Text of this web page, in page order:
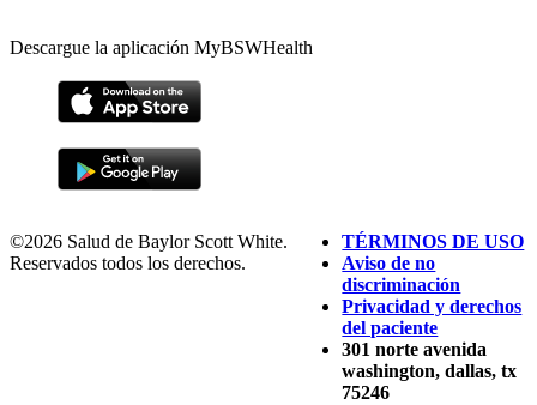
Descargue la aplicación MyBSWHealth
©2026 Salud de Baylor Scott White.
Reservados todos los derechos.
TÉRMINOS DE USO
Aviso de no
discriminación
Privacidad y derechos
del paciente
301 norte avenida
washington, dallas, tx
75246